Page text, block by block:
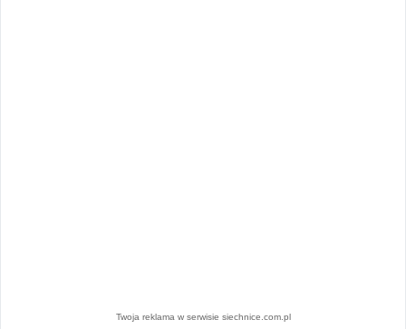
Twoja reklama w serwisie siechnice.com.pl